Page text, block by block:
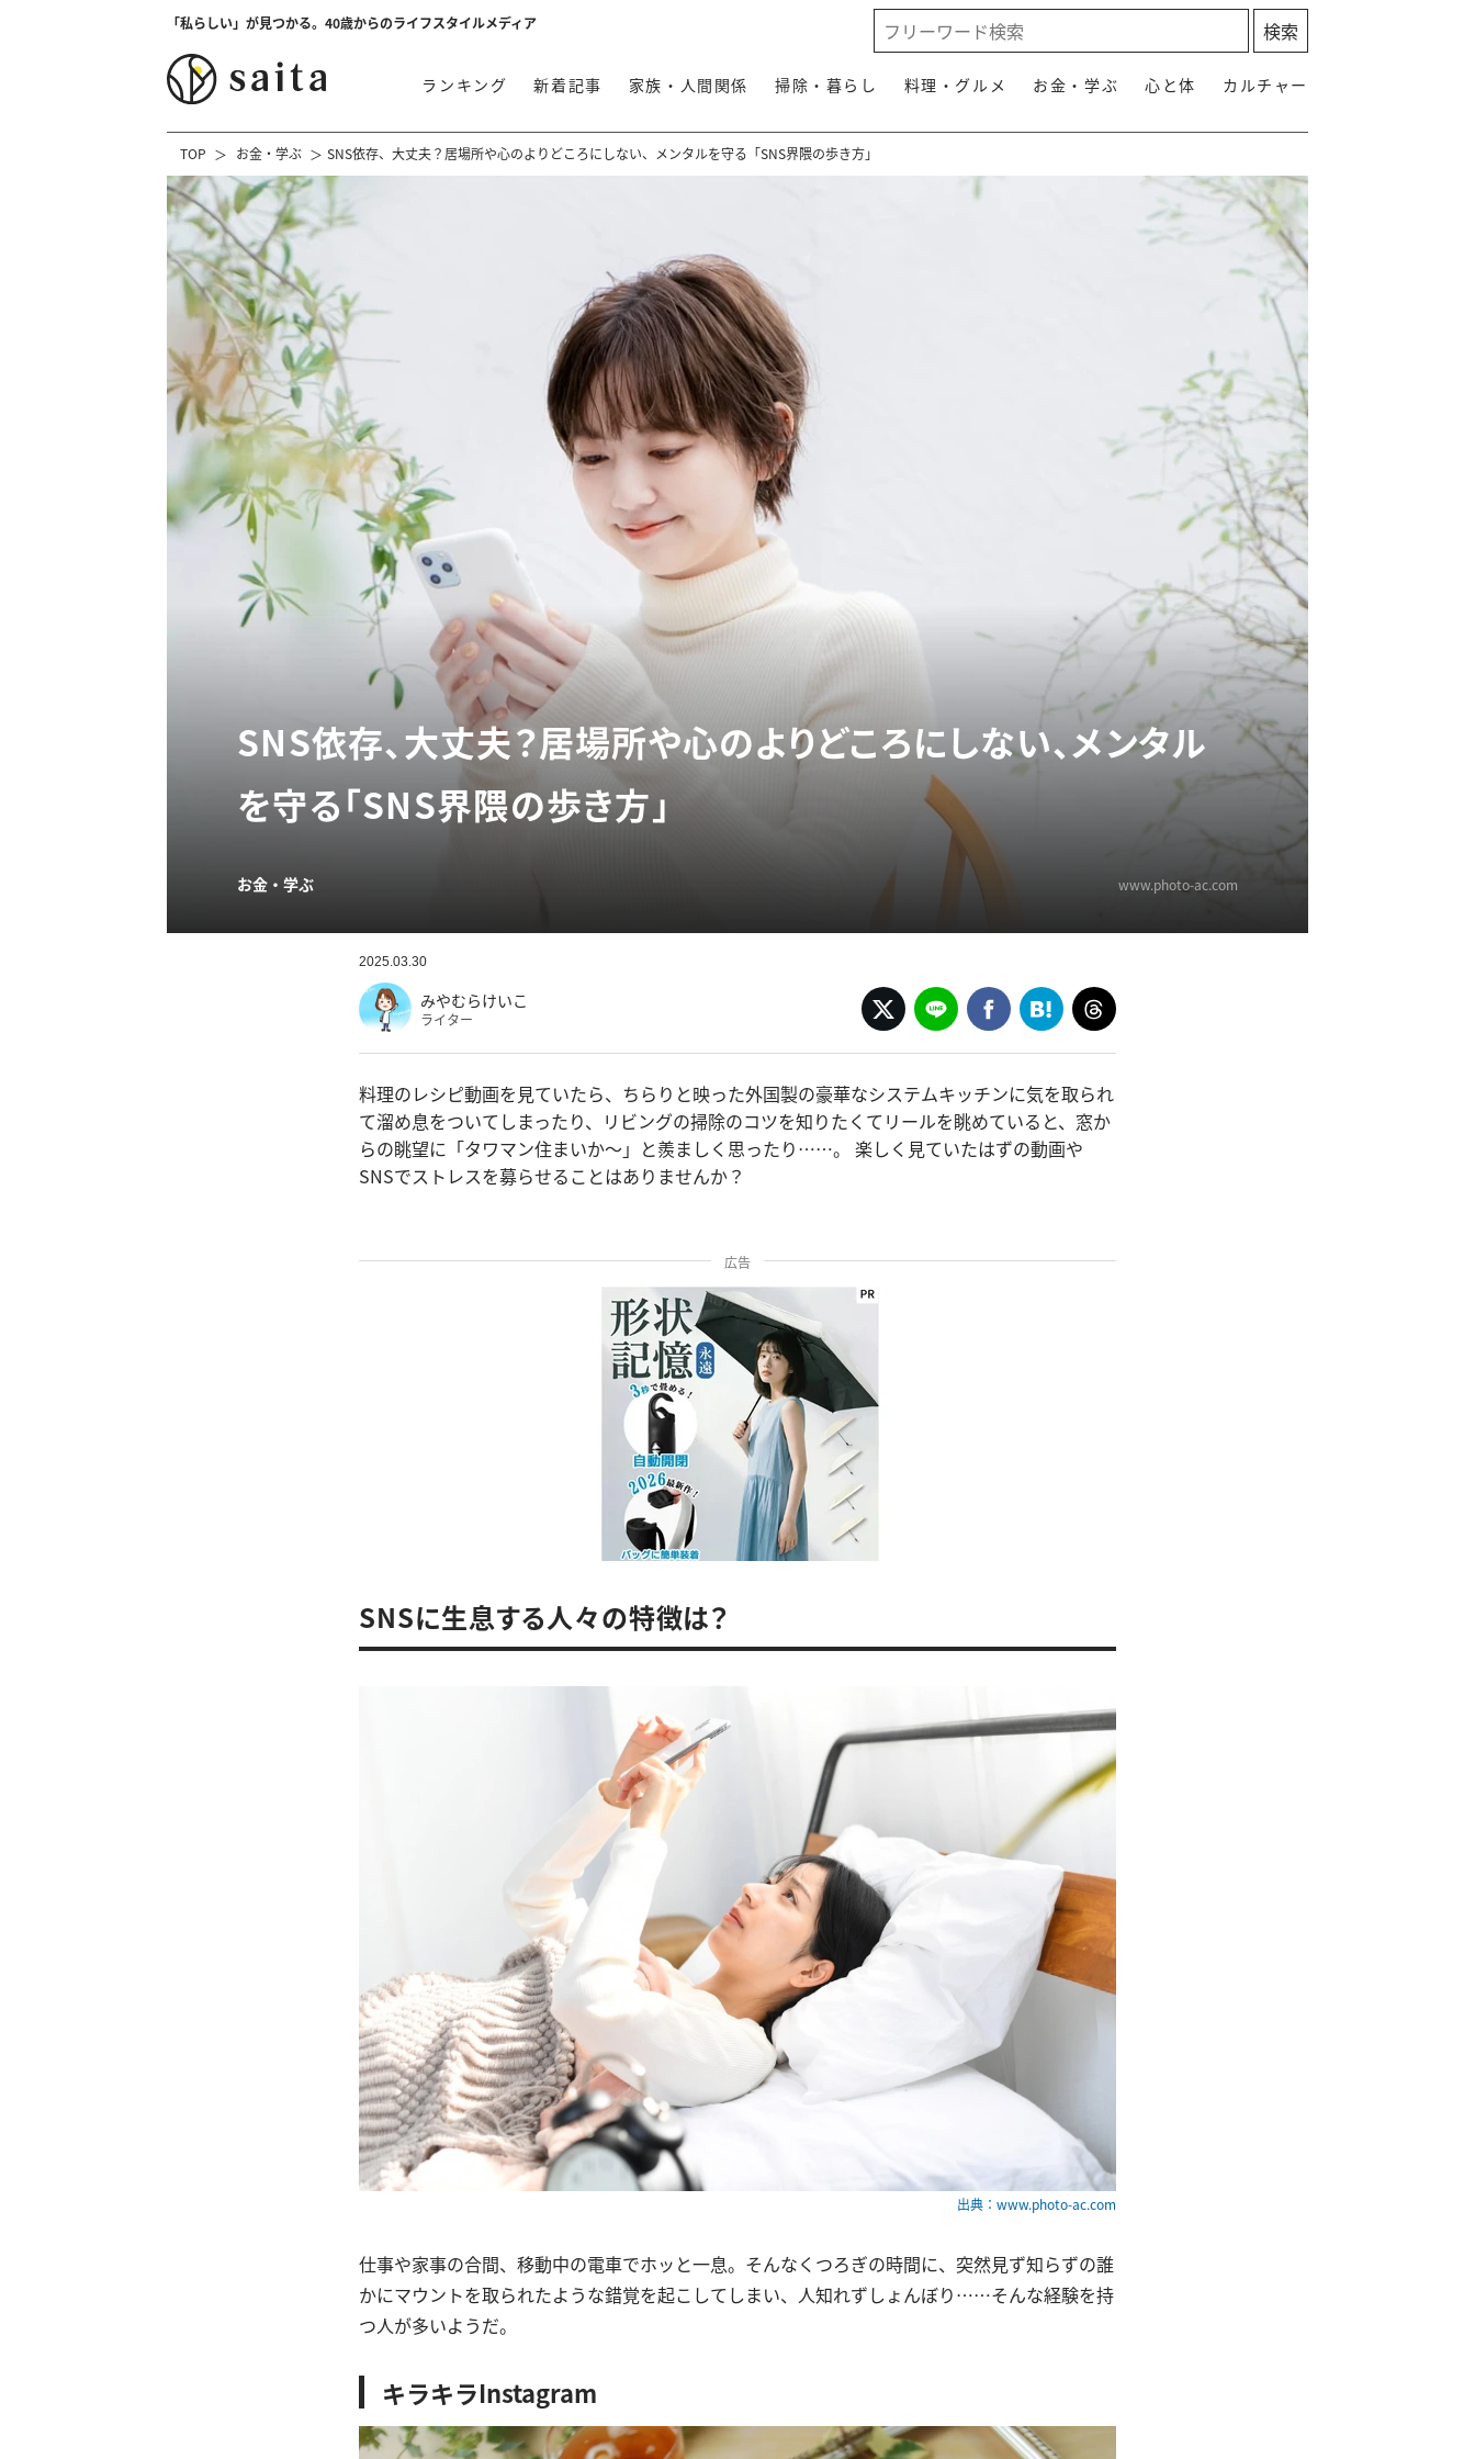
「私らしい」が見つかる。40歳からのライフスタイルメディア
ランキング 新着記事 家族・人間関係 掃除・暮らし 料理・グルメ お金・学ぶ 心と体 カルチャー
TOP お金・学ぶ SNS依存、大丈夫？居場所や心のよりどころにしない、メンタルを守る「SNS界隈の歩き方」
SNS依存、大丈夫？居場所や心のよりどころにしない、メンタル
を守る「SNS界隈の歩き方」
お金・学ぶ www.photo-ac.com
2025.03.30
みやむらけいこ
ライター
料理のレシピ動画を見ていたら、ちらりと映った外国製の豪華なシステムキッチンに気を取られ
て溜め息をついてしまったり、リビングの掃除のコツを知りたくてリールを眺めていると、窓か
らの眺望に「タワマン住まいか～」と羨ましく思ったり……。 楽しく見ていたはずの動画や
SNSでストレスを募らせることはありませんか？
広告
SNSに生息する人々の特徴は？
出典：www.photo-ac.com
仕事や家事の合間、移動中の電車でホッと一息。そんなくつろぎの時間に、突然見ず知らずの誰
かにマウントを取られたような錯覚を起こしてしまい、人知れずしょんぼり……そんな経験を持
つ人が多いようだ。
キラキラInstagram